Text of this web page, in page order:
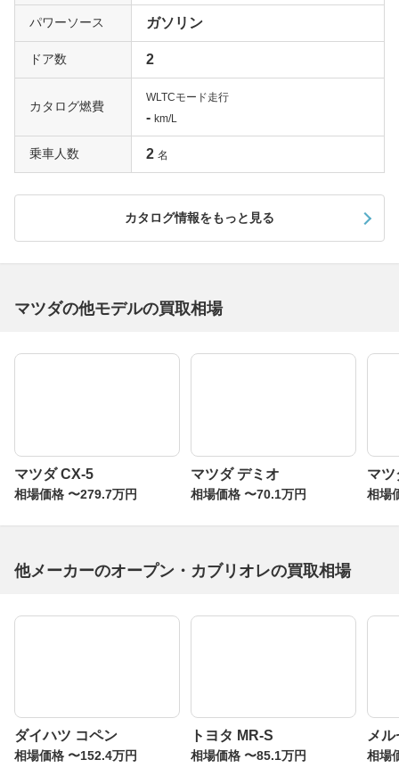
パワーソース ガソリン
ドア数 2
カタログ燃費
WLTCモード走行
- km/L
乗車人数 2 名
カタログ情報をもっと見る
マツダの他モデルの買取相場
マツダ CX-5
相場価格 〜279.7万円
マツダ デミオ
相場価格 〜70.1万円
マ
相場
他メーカーのオープン・カブリオレの買取相場
ダイハツ コペン
相場価格 〜152.4万円
トヨタ MR-S
相場価格 〜85.1万円
メ
相場